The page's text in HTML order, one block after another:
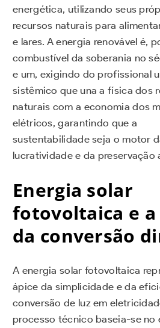
energética, utilizando seus
recursos naturais para
e lares. A energia renovável é,
combustível da soberania no
e um, exigindo do profissional
sistêmico que una a física dos
naturais com a economia dos
elétricos, garantindo que a
sustentabilidade seja o motor
lucratividade e da preservação
Energia solar
fotovoltaica e a
da conversão
A energia solar fotovoltaica
ápice da simplicidade e da
conversão de luz em
processo técnico baseia-se no